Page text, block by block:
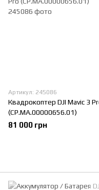
Артикул: 245086
Квадрокоптер DJI Mavic 3
(CP.MA.00000656.01)
81 000 грн